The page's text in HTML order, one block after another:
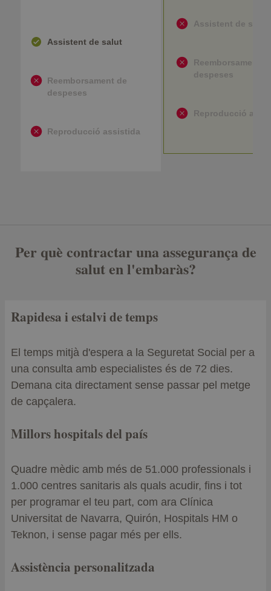
Assistent de salut
Reemborsament de
despeses
Reproducció assistida
Assistent de salut
Reemborsament
despeses
Reproducció
Per què contractar una assegurança de
salut en l'embaràs?
Rapidesa i estalvi de temps
El temps mitjà d'espera a la Seguretat Social per a
una consulta amb especialistes és de 72 dies.
Demana cita directament sense passar pel metge
de capçalera.
Millors hospitals del país
Quadre mèdic amb més de 51.000 professionals i
1.000 centres sanitaris als quals acudir, fins i tot
per programar el teu part, com ara Clínica
Universitat de Navarra, Quirón, Hospitals HM o
Teknon, i sense pagar més per ells.
Assistència personalitzada